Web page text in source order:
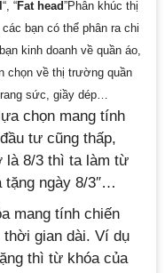
“, “Fat head”Phân khúc thị
bạn có thể phân ra chi
kinh doanh về quần áo,
chọn về thị trường quần
sức, giầy dép…
chọn mang tính
tư cũng thấp,
là 8/3 thì ta làm từ
tặng ngày 8/3″…
mang tính chiến
gian dài. Ví dụ
thì từ khóa của